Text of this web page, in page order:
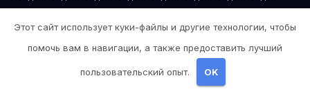
Лондон Лондон Лос-Анджелес Лос-Анджелес
Лос-АнджелесЛос-АнджелесЛос-АнджелесЛос-Анджелес
Лос-АнджелесЛос-АнджелесЛос-Анджелес
Этот сайт использует куки-файлы и другие технологии, чтобы
помочь вам в навигации, а также предоставить лучший
пользовательский опыт. OK